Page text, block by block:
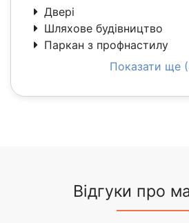
Двері
Шляхове будівництво
Паркан з профнастилу
Показати ще
Відгуки про